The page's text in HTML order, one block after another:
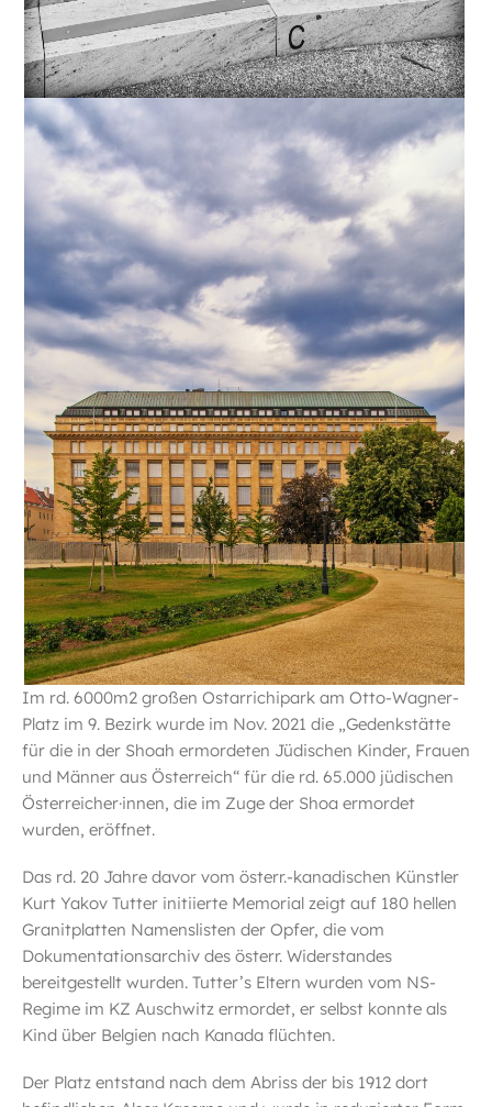
Im rd. 6000m2 großen Ostarrichipark am Otto-Wagner-
Platz im 9. Bezirk wurde im Nov. 2021 die „Gedenkstätte
für die in der Shoah ermordeten Jüdischen Kinder, Frauen
und Männer aus Österreich“ für die rd. 65.000 jüdischen
Österreicher·innen, die im Zuge der Shoa ermordet
wurden, eröffnet.
Das rd. 20 Jahre davor vom österr.-kanadischen Künstler
Kurt Yakov Tutter initiierte Memorial zeigt auf 180 hellen
Granitplatten Namenslisten der Opfer, die vom
Dokumentationsarchiv des österr. Widerstandes
bereitgestellt wurden. Tutter’s Eltern wurden vom NS-
Regime im KZ Auschwitz ermordet, er selbst konnte als
Kind über Belgien nach Kanada flüchten.
Der Platz entstand nach dem Abriss der bis 1912 dort